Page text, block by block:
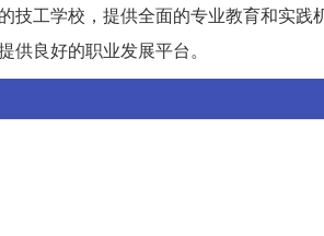
工学校，提供全面的专业教育和实践
良好的职业发展平台。